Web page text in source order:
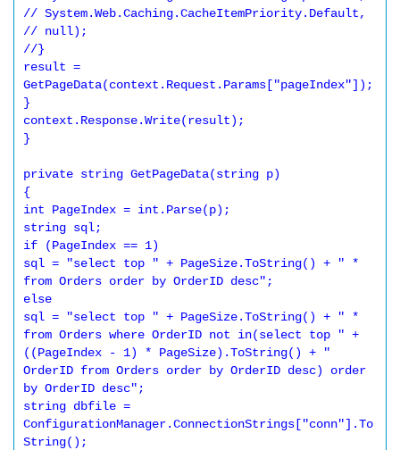
// System.Web.Caching.CacheItemPriority.Default,
// null);
//}
result =
GetPageData(context.Request.Params["pageIndex"]);
}
context.Response.Write(result);
}
private string GetPageData(string p)
{
int PageIndex = int.Parse(p);
string sql;
if (PageIndex == 1)
sql = "select top " + PageSize.ToString() + " *
from Orders order by OrderID desc";
else
sql = "select top " + PageSize.ToString() + " *
from Orders where OrderID not in(select top " +
((PageIndex - 1) * PageSize).ToString() + "
OrderID from Orders order by OrderID desc) order
by OrderID desc";
string dbfile =
ConfigurationManager.ConnectionStrings["conn"].To
String();